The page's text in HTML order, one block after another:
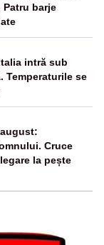
Patru barje
intră sub
Temperaturile se
Cruce
la pește